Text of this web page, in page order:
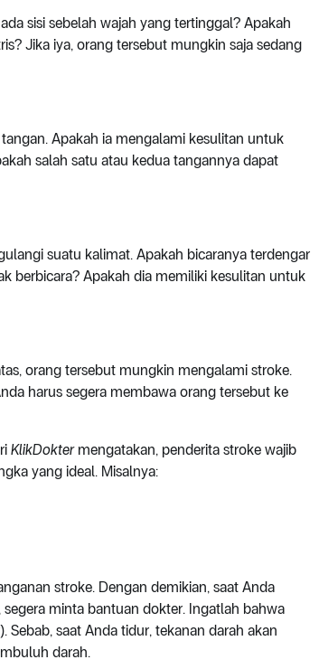
sisi sebelah wajah yang tertinggal? Apakah
Jika iya, orang tersebut mungkin saja sedang
Apakah ia mengalami kesulitan untuk
salah satu atau kedua tangannya dapat
suatu kalimat. Apakah bicaranya terdengar
berbicara? Apakah dia memiliki kesulitan untuk
orang tersebut mungkin mengalami stroke.
harus segera membawa orang tersebut ke
KlikDoktermengatakan, penderita stroke wajib
yang ideal. Misalnya:
stroke. Dengan demikian, saat Anda
minta bantuan dokter. Ingatlah bahwa
saat Anda tidur, tekanan darah akan
darah.